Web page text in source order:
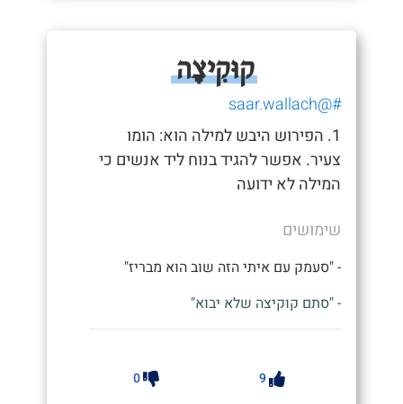
קוּקִיצָה
#@saar.wallach
1. הפירוש היבש למילה הוא: הומו
צעיר. אפשר להגיד בנוח ליד אנשים כי
המילה לא ידועה
שימושים
- "סעמק עם איתי הזה שוב הוא מבריז"
- "סתם קוקיצה שלא יבוא"
9
0